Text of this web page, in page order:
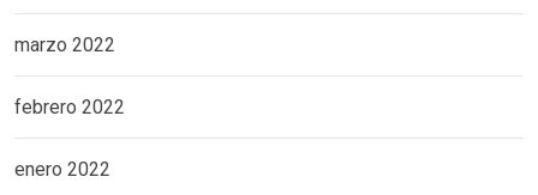
marzo 2022
febrero 2022
enero 2022